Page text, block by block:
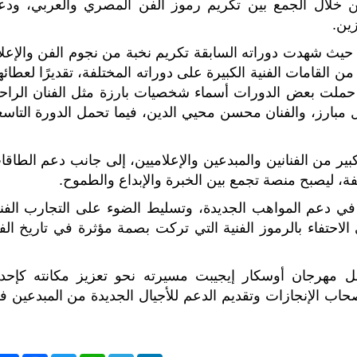
خلال الجمع بين تكريم رموز الفن المصري والعربي،
حيث شهدت دوراته السابقة تكريم نخبة من نجوم الفن
الفنية الكبيرة على دوراته المختلفة، تقديرًا
حملت بعض الدورات أسماء شخصيات بارزة مثل الفنان
والفنان محسن محيي الدين، فيما تحمل الدورة
الفنانين والمبدعين والإعلاميين، إلى جانب دعم
ليصبح منصة تجمع بين الخبرة والإبداع والطموح.
في دعم المواهب الجديدة، وتسليط الضوء على التجارب
بالرموز الفنية التي تركت بصمة مؤثرة في تاريخ
مهرجان أوسكار إيجيبت مسيرته نحو تعزيز مكانته
الإنجازات وتقديم الدعم للأجيال الجديدة من المبدعين